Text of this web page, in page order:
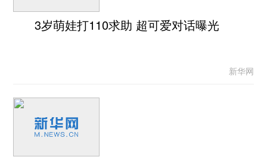
3岁萌娃打110求助 超可爱对话曝光
新华网